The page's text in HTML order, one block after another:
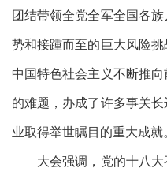
团结带领全党全军全国各
势和接踵而至的巨大风险
中国特色社会主义不断推
的难题，办成了许多事关
业取得举世瞩目的重大成就
大会强调，党的十八大